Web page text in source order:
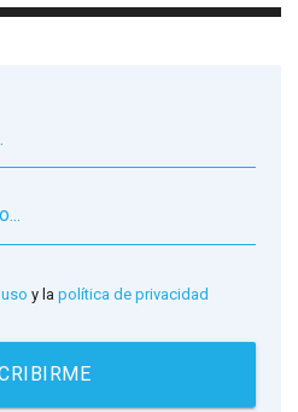
y lapolítica de privacidad